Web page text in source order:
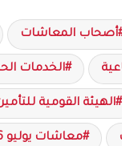
أصحاب المعاشات
الخدمات
الهيئة القومية
معاشات يوليو 2026